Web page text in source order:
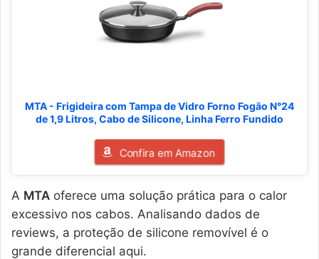
MTA - Frigideira com Tampa de Vidro Forno Fogão N°24
de 1,9 Litros, Cabo de Silicone, Linha Ferro Fundido
Confira em Amazon
A MTA oferece uma solução prática para o calor
excessivo nos cabos. Analisando dados de
reviews, a proteção de silicone removível é o
grande diferencial aqui.